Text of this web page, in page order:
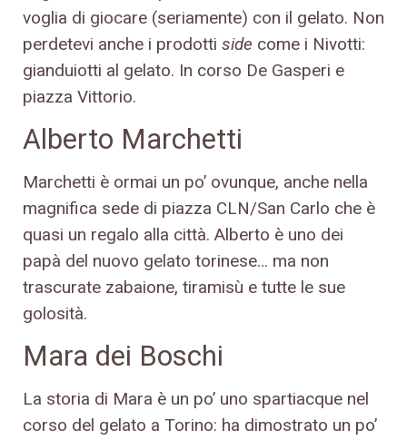
voglia di giocare (seriamente) con il gelato. Non
perdetevi anche i prodotti side come i Nivotti:
gianduiotti al gelato. In corso De Gasperi e
piazza Vittorio.
Alberto Marchetti
Marchetti è ormai un po’ ovunque, anche nella
magnifica sede di piazza CLN/San Carlo che è
quasi un regalo alla città. Alberto è uno dei
papà del nuovo gelato torinese… ma non
trascurate zabaione, tiramisù e tutte le sue
golosità.
Mara dei Boschi
La storia di Mara è un po’ uno spartiacque nel
corso del gelato a Torino: ha dimostrato un po’